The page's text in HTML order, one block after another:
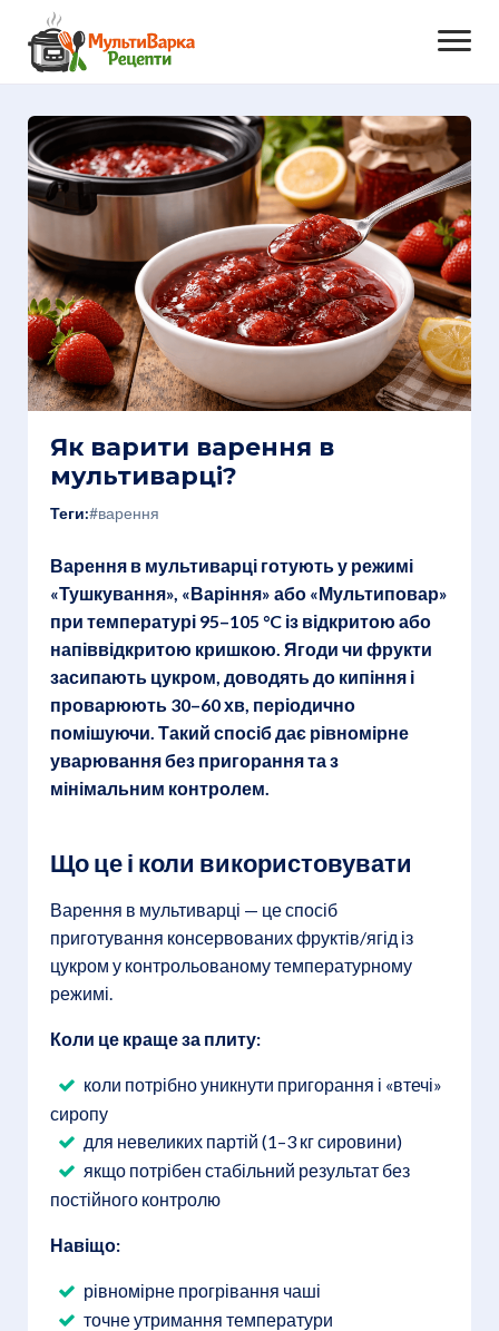
Як варити варення в
мультиварці?
Теги:#варення
Варення в мультиварці готують у режимі
«Тушкування», «Варіння» або «Мультиповар»
при температурі 95–105 °C із відкритою або
напіввідкритою кришкою. Ягоди чи фрукти
засипають цукром, доводять до кипіння і
проварюють 30–60 хв, періодично
помішуючи. Такий спосіб дає рівномірне
уварювання без пригорання та з
мінімальним контролем.
Що це і коли використовувати
Варення в мультиварці — це спосіб
приготування консервованих фруктів/ягід із
цукром у контрольованому температурному
режимі.
Коли це краще за плиту:
коли потрібно уникнути пригорання і «втечі»
сиропу
для невеликих партій (1–3 кг сировини)
якщо потрібен стабільний результат без
постійного контролю
Навіщо:
рівномірне прогрівання чаші
точне утримання температури